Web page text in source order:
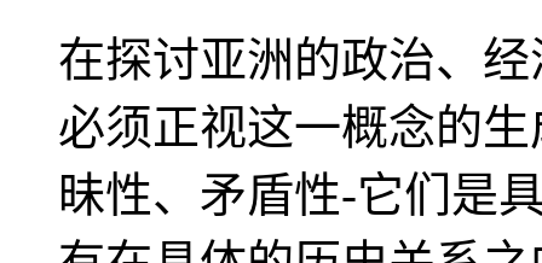
在探讨亚洲的政治、
必须正视这一概念的
昧性、矛盾性-它们是